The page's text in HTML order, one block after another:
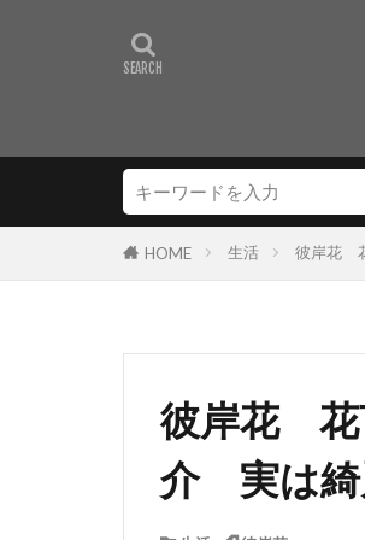
HOME 生活 彼岸花
彼岸花 花
介 実は綺